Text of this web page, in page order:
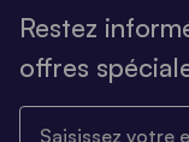
Restez
offres